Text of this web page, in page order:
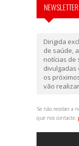
Dirigida
de saúde,
notícias de
divulgadas
os
vão
Se não receber a
que nos contacte: